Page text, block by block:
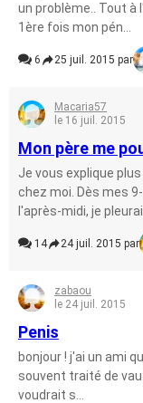
un problème.. Tout à
1ère fois mon pén...
6 25 juil. 2015 par
Macaria57
le 16 juil. 2015
Mon père me
Je vous explique
chez moi. Dès mes
l'après-midi, je
14 24 juil. 2015 par
zabaou
le 24 juil. 2015
Penis
bonjour ! j'ai un ami
souvent traité de
voudrait s...